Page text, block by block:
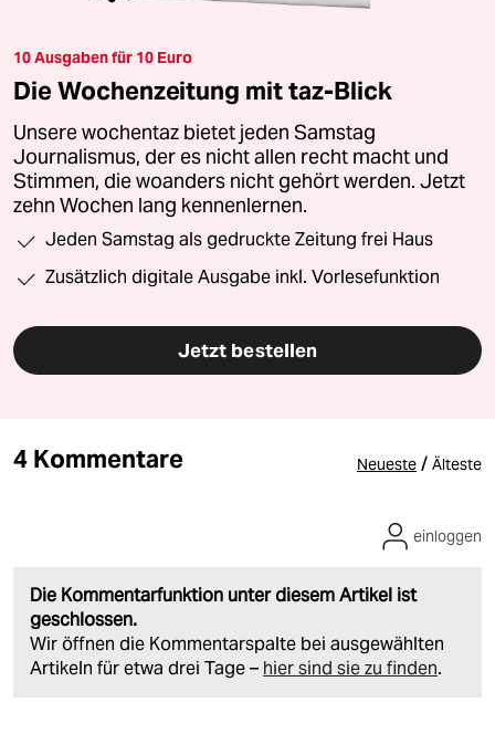
10 Ausgaben für 10 Euro
Die Wochenzeitung mit taz-Blick
Unsere wochentaz bietet jeden Samstag
Journalismus, der es nicht allen recht macht und
Stimmen, die woanders nicht gehört werden. Jetzt
zehn Wochen lang kennenlernen.
Jeden Samstag als gedruckte Zeitung frei Haus
Zusätzlich digitale Ausgabe inkl. Vorlesefunktion
Jetzt bestellen
4 Kommentare Neueste / Älteste
Die Kommentarfunktion unter diesem Artikel ist
geschlossen.
Wir öffnen die Kommentarspalte bei ausgewählten
Artikeln für etwa drei Tage – hier sind sie zu finden.
einloggen